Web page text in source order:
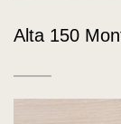
Alta 150